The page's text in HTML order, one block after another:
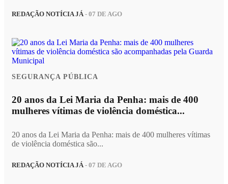
REDAÇÃO NOTÍCIA JÁ- 07 DE AGO
SEGURANÇA PÚBLICA
20 anos da Lei Maria da Penha: mais de 400
mulheres vítimas de violência doméstica...
20 anos da Lei Maria da Penha: mais de 400 mulheres vítimas
de violência doméstica são...
REDAÇÃO NOTÍCIA JÁ- 07 DE AGO